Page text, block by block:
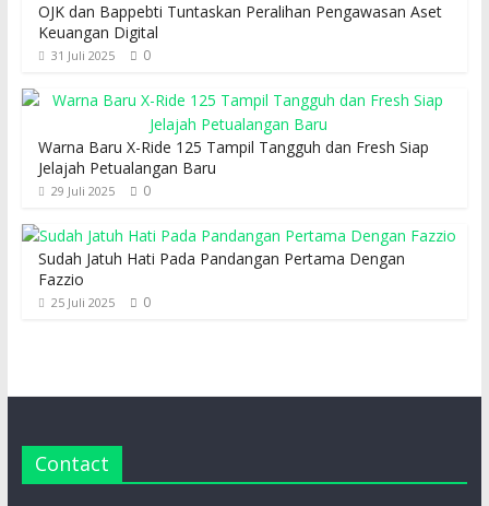
OJK dan Bappebti Tuntaskan Peralihan Pengawasan Aset
Keuangan Digital
31 Juli 2025 0
Warna Baru X-Ride 125 Tampil Tangguh dan Fresh Siap
Jelajah Petualangan Baru
29 Juli 2025 0
Sudah Jatuh Hati Pada Pandangan Pertama Dengan
Fazzio
25 Juli 2025 0
Contact